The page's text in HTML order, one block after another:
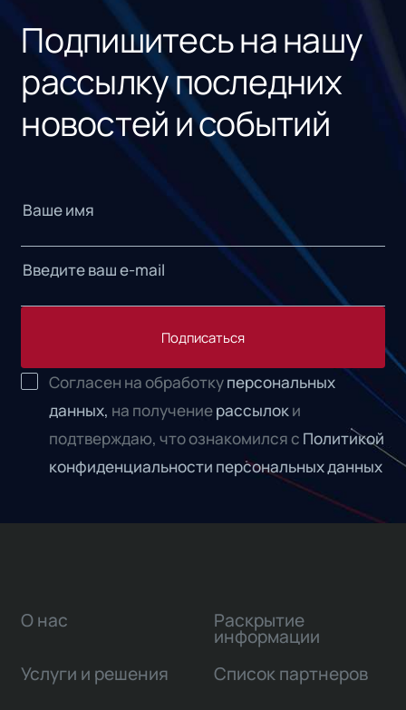
Подпишитесь на нашу
рассылку последних
новостей и событий
Подписаться
Согласен на обработкуперсональных
данных, на получениерассылоки
подтверждаю, что ознакомился с Политикой
конфиденциальности персональных данных
О нас
Услуги и решения
Раскрытие
информации
Список партнеров